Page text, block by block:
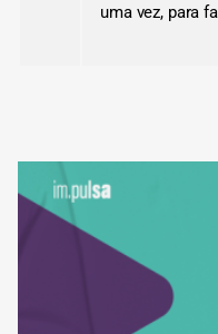
uma vez, para